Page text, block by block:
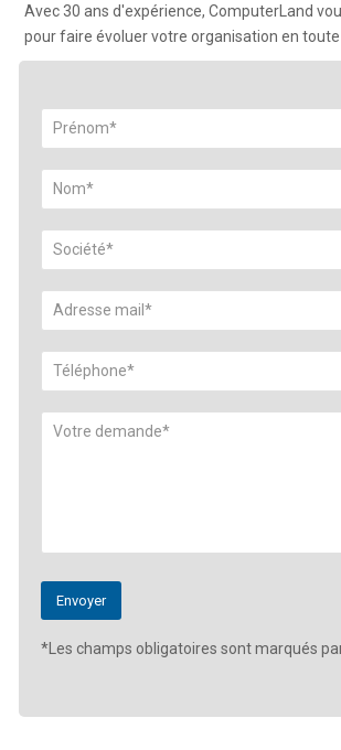
Avec 30 ans d'expérience, ComputerLand
pour faire évoluer votre organisation en
*Les champs obligatoires sont marqués